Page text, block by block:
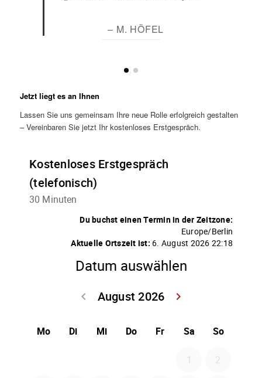
– M. HÖFEL
Jetzt liegt es an Ihnen
Lassen Sie uns gemeinsam Ihre neue Rolle erfolgreich gestalten
– Vereinbaren Sie jetzt Ihr kostenloses Erstgespräch.